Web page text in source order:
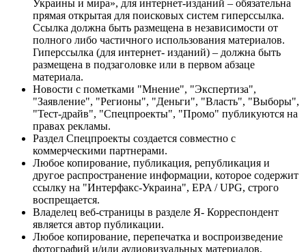
Украины и мира», для интернет-изданий – обязательна
прямая открытая для поисковых систем гиперссылка.
Ссылка должна быть размещена в независимости от
полного либо частичного использования материалов.
Гиперссылка (для интернет- изданий) – должна быть
размещена в подзаголовке или в первом абзаце
материала.
Новости с пометками "Мнение", "Экспертиза",
"Заявление", "Регионы", "Деньги", "Власть", "Выборы",
"Тест-драйв", "Спецпроекты", "Промо" публикуются на
правах рекламы.
Раздел Спецпроекты создается совместно с
коммерческими партнерами.
Любое копирование, публикация, републикация и
другое распространение информации, которое содержит
ссылку на "Интерфакс-Украина", EPA / UPG, строго
воспрещается.
Владелец веб-страницы в разделе Я- Корреспондент
является автор публикации.
Любое копирование, перепечатка и воспроизведение
фотографий и/или аудиовизуальных материалов,